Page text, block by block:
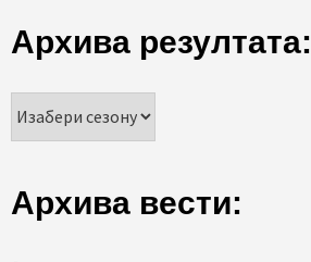
Архива резултата:
Архива вести: